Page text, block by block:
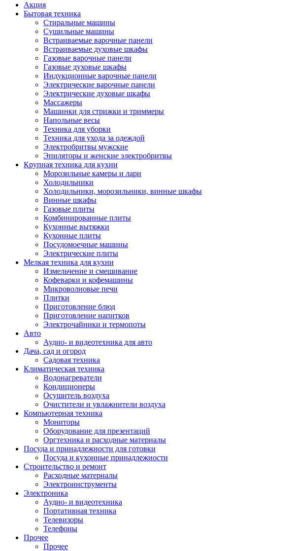
Акция
Бытовая техника
Стиральные машины
Сушильные машины
Встраиваемые варочные панели
Встраиваемые духовые шкафы
Газовые варочные панели
Газовые духовые шкафы
Индукционные варочные панели
Электрические варочные панели
Электрические духовые шкафы
Массажеры
Машинки для стрижки и триммеры
Напольные весы
Техника для уборки
Техника для ухода за одеждой
Электробритвы мужские
Эпиляторы и женские электробритвы
Крупная техника для кухни
Морозильные камеры и лари
Холодильники
Холодильники, морозильники, винные шкафы
Винные шкафы
Газовые плиты
Комбинированные плиты
Кухонные вытяжки
Кухонные плиты
Посудомоечные машины
Электрические плиты
Мелкая техника для кухни
Измельчение и смешивание
Кофеварки и кофемашины
Микроволновые печи
Плитки
Приготовление блюд
Приготовление напитков
Электрочайники и термопоты
Авто
Аудио- и видеотехника для авто
Дача, сад и огород
Садовая техника
Климатическая техника
Водонагреватели
Кондиционеры
Осушитель воздуха
Очистители и увлажнители воздуха
Компьютерная техника
Мониторы
Оборудование для презентаций
Оргтехника и расходные материалы
Посуда и принадлежности для готовки
Посуда и кухонные принадлежности
Строительство и ремонт
Расходные материалы
Электроинструменты
Электроника
Аудио- и видеотехника
Портативная техника
Телевизоры
Телефоны
Прочее
Прочее